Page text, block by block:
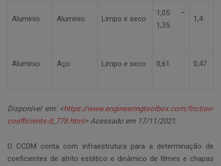
Alumínio Alumínio Limpo e seco
1,05 –
1,35
1,4
Alumínio Aço Limpo e seco 0,61 0,47
Disponível em: <https://www.engineeringtoolbox.com/friction-
coefficients-d_778.html> Acessado em 17/11/2021.
O CCDM conta com infraestrutura para a determinação de
coeficientes de atrito estático e dinâmico de filmes e chapas